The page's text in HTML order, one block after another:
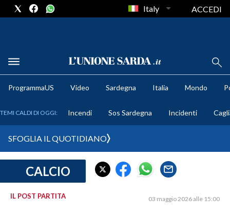
METEO
CRONACA SARDEGNA
Italy ACCEDI
ProgrammaUS Video Sardegna Italia Mondo
TEMI CALDI DI OGGI: Incendi Sos Sardegna Incidenti
SFOGLIA IL QUOTIDIANO
CALCIO
IL POST PARTITA 03 maggio 2026 alle 15:00